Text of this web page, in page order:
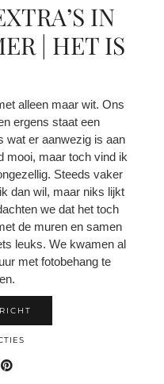
IN
| HET IS
alleen maar wit. Ons
ergens staat een
wat er aanwezig is aan
mooi, maar toch vind ik
Steeds vaker
dan wil, maar niks lijkt
we dat het toch
de muren en samen
leuks. We kwamen al
met fotobehang te